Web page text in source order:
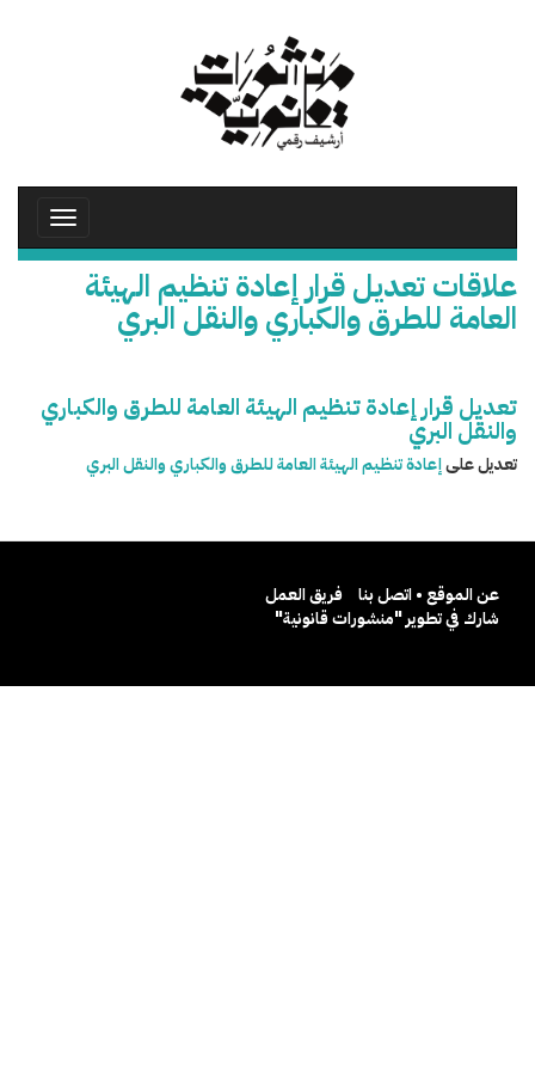
Toggle
علاقات تعديل قرار إعادة تنظيم الهيئة
العامة للطرق والكباري والنقل البري
تعديل قرار إعادة تنظيم الهيئة العامة للطرق والكباري
والنقل البري
تعديل علىإعادة تنظيم الهيئة العامة للطرق والكباري والنقل البري
عن الموقع • اتصل بنا
فريق العمل
شارك في تطوير "منشورات قانونية"